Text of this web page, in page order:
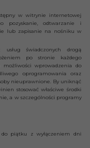
w witrynie internetowej
pozyskanie, odtwarzanie i
lub zapisanie na nośniku w
świadczonych drogą
po stronie każdego
wprowadzenia do
oprogramowania oraz
nieuprawnione. By uniknąć
stosować właściwe środki
a w szczególności programy
piątku z wyłączeniem dni